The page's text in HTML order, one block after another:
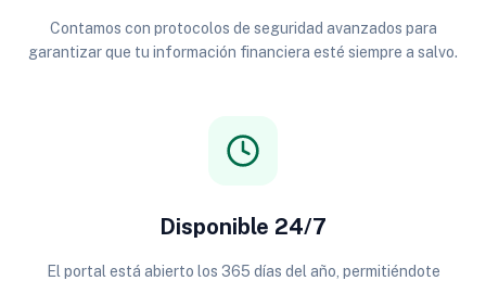
Contamos con protocolos de seguridad avanzados para
garantizar que tu información financiera esté siempre a salvo.
Disponible 24/7
El portal está abierto los 365 días del año, permitiéndote